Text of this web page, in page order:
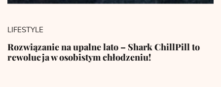
LIFESTYLE
Rozwiązanie na upalne lato – Shark ChillPill to
rewolucja w osobistym chłodzeniu!